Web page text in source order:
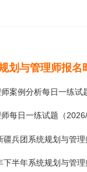
划与管理师报名
案例分析每日一练试
每日一练试题（2026/
下半年系统规划与管